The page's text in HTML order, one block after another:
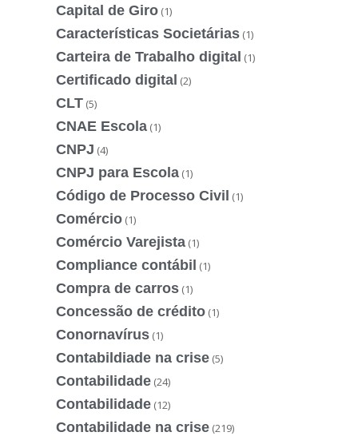
Capital de Giro (1)
Características Societárias (1)
Carteira de Trabalho digital (1)
Certificado digital (2)
CLT (5)
CNAE Escola (1)
CNPJ (4)
CNPJ para Escola (1)
Código de Processo Civil (1)
Comércio (1)
Comércio Varejista (1)
Compliance contábil (1)
Compra de carros (1)
Concessão de crédito (1)
Conornavírus (1)
Contabildiade na crise (5)
Contabilidade (24)
Contabilidade (12)
Contabilidade na crise (219)